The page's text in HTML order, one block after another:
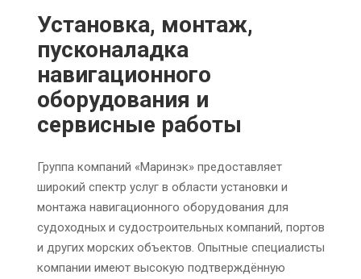
Установка, монтаж,
пусконаладка
навигационного
оборудования и
сервисные работы
Группа компаний «Маринэк» предоставляет
широкий спектр услуг в области установки и
монтажа навигационного оборудования для
судоходных и судостроительных компаний, портов
и других морских объектов. Опытные специалисты
компании имеют высокую подтверждённую